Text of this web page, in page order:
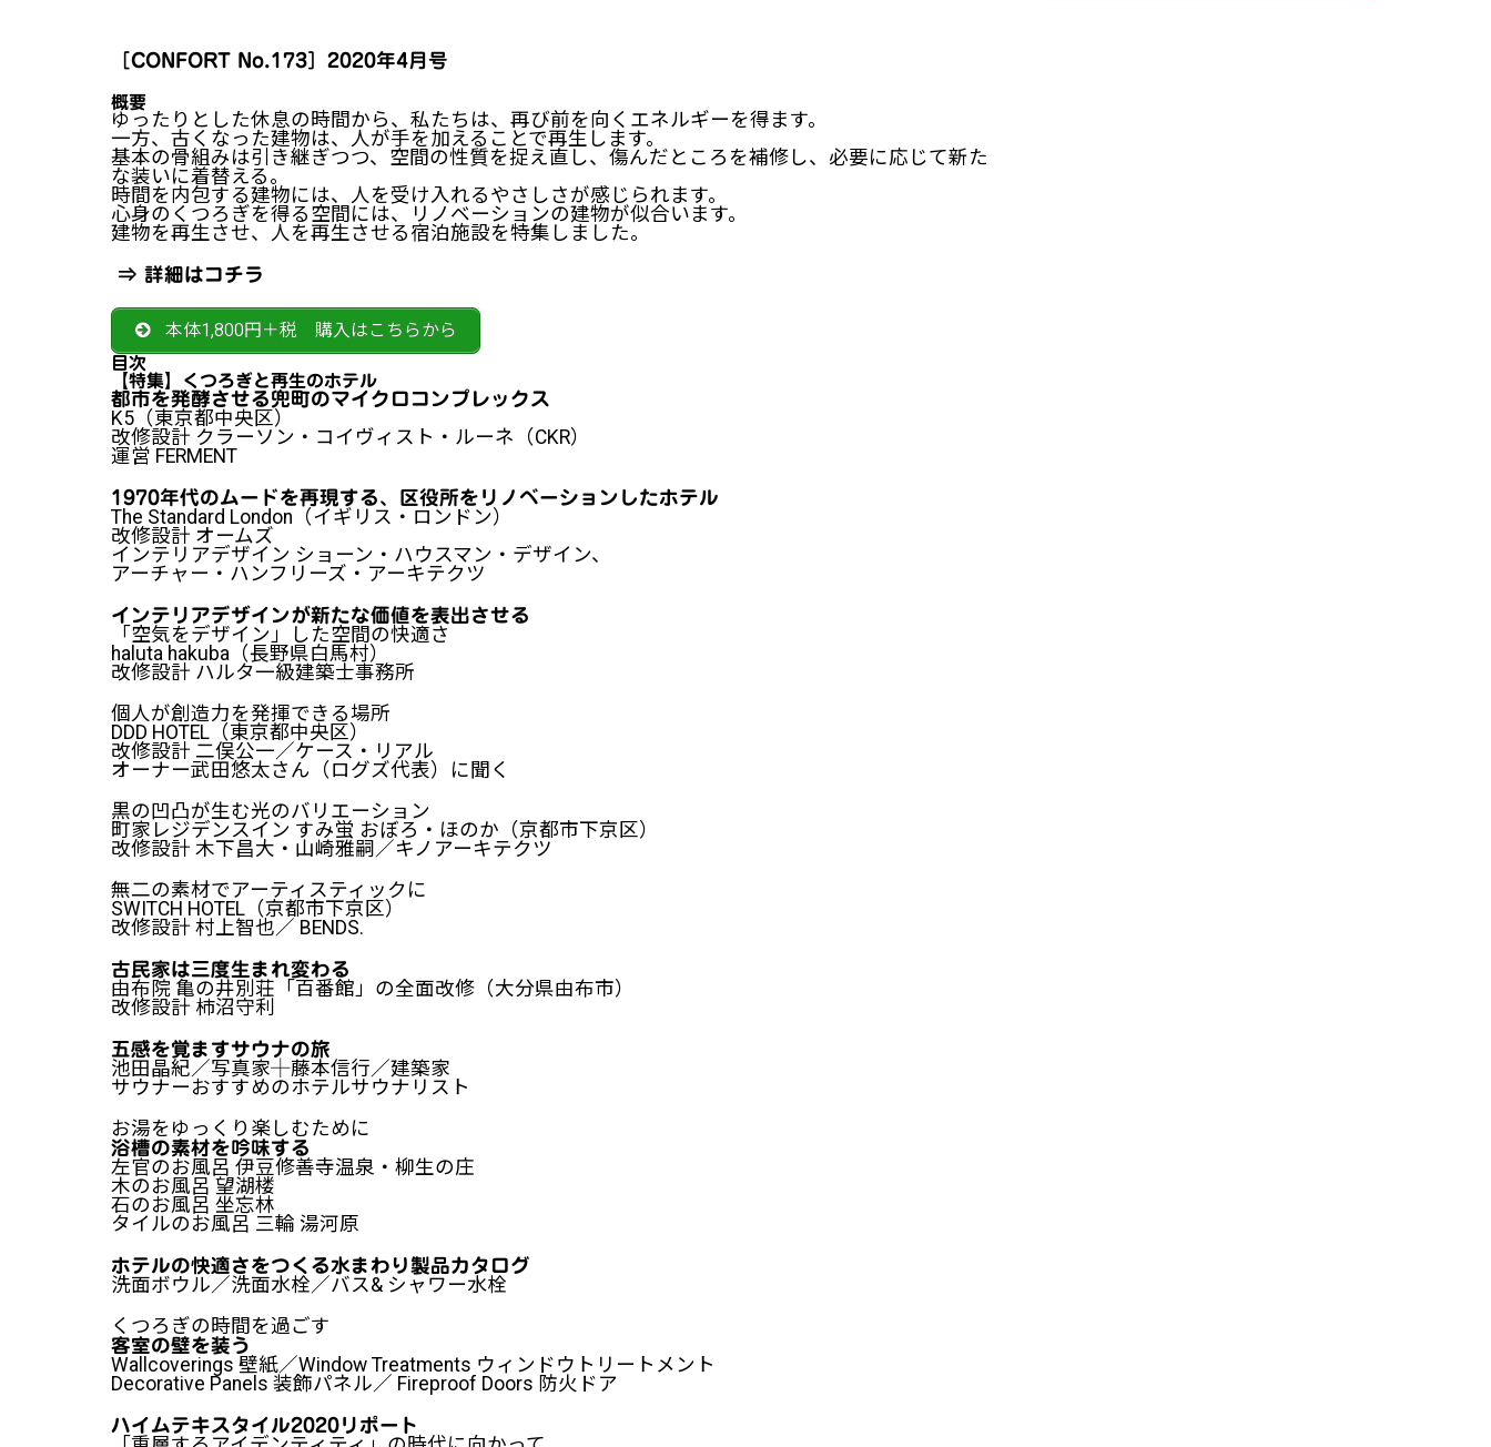
［CONFORT No.173］2020年4月号
概要
ゆったりとした休息の時間から、私たちは、再び前を向くエネルギーを得ます。
一方、古くなった建物は、人が手を加えることで再生します。
基本の骨組みは引き継ぎつつ、空間の性質を捉え直し、傷んだところを補修し、必要に応じて新た
な装いに着替える。
時間を内包する建物には、人を受け入れるやさしさが感じられます。
心身のくつろぎを得る空間には、リノベーションの建物が似合います。
建物を再生させ、人を再生させる宿泊施設を特集しました。
⇒ 詳細はコチラ
本体1,800円＋税 購入はこちらから
目次
【特集】くつろぎと再生のホテル
都市を発酵させる兜町のマイクロコンプレックス
K5（東京都中央区）
改修設計 クラーソン・コイヴィスト・ルーネ（CKR）
運営 FERMENT
1970年代のムードを再現する、区役所をリノベーションしたホテル
The Standard London（イギリス・ロンドン）
改修設計 オームズ
インテリアデザイン ショーン・ハウスマン・デザイン、
アーチャー・ハンフリーズ・アーキテクツ
インテリアデザインが新たな価値を表出させる
「空気をデザイン」した空間の快適さ
haluta hakuba（長野県白馬村）
改修設計 ハルタ一級建築士事務所
個人が創造力を発揮できる場所
DDD HOTEL（東京都中央区）
改修設計 二俣公一／ケース・リアル
オーナー武田悠太さん（ログズ代表）に聞く
黒の凹凸が生む光のバリエーション
町家レジデンスイン すみ蛍 おぼろ・ほのか（京都市下京区）
改修設計 木下昌大・山崎雅嗣／キノアーキテクツ
無二の素材でアーティスティックに
SWITCH HOTEL（京都市下京区）
改修設計 村上智也／ BENDS.
古民家は三度生まれ変わる
由布院 亀の井別荘「百番館」の全面改修（大分県由布市）
改修設計 柿沼守利
五感を覚ますサウナの旅
池田晶紀／写真家┼藤本信行／建築家
サウナーおすすめのホテルサウナリスト
お湯をゆっくり楽しむために
浴槽の素材を吟味する
左官のお風呂 伊豆修善寺温泉・柳生の庄
木のお風呂 望湖楼
石のお風呂 坐忘林
タイルのお風呂 三輪 湯河原
ホテルの快適さをつくる水まわり製品カタログ
洗面ボウル／洗面水栓／バス& シャワー水栓
くつろぎの時間を過ごす
客室の壁を装う
Wallcoverings 壁紙／Window Treatments ウィンドウトリートメント
Decorative Panels 装飾パネル／ Fireproof Doors 防火ドア
ハイムテキスタイル2020リポート